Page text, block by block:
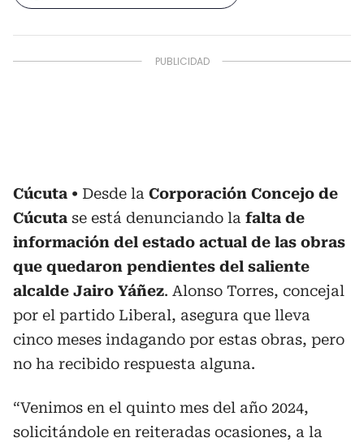
Cúcuta Desde la Corporación Concejo de
Cúcuta se está denunciando la falta de
información del estado actual de las obras
que quedaron pendientes del saliente
alcalde Jairo Yáñez. Alonso Torres, concejal
por el partido Liberal, asegura que lleva
cinco meses indagando por estas obras, pero
no ha recibido respuesta alguna.
“Venimos en el quinto mes del año 2024,
solicitándole en reiteradas ocasiones, a la